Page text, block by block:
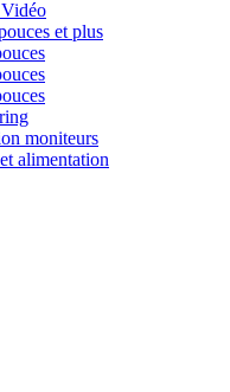
et plus
moniteurs
alimentation